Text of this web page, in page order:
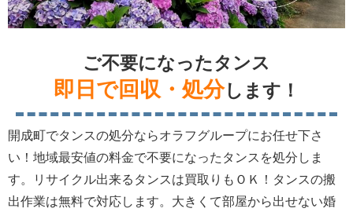
ご不要になったタンス
即日で回収・処分します！
開成町でタンスの処分ならオラフグループにお任せ下さ
い！地域最安値の料金で不要になったタンスを処分しま
す。リサイクル出来るタンスは買取りもＯＫ！タンスの搬
出作業は無料で対応します。大きくて部屋から出せない婚